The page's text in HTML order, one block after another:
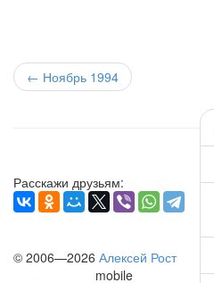
← Ноябрь 1994
Расскажи друзьям:
© 2006—2026 Алексей Рост
mobile